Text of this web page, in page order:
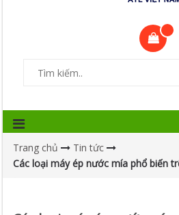
Trang chủ
Tin tức
Các loại máy ép nước mía phổ biến